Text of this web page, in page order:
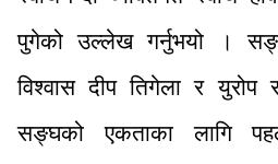
पुगेको उल्लेख गर्नुभयो ।
विश्वास दीप तिगेला र
सङ्घको एकताका लागि